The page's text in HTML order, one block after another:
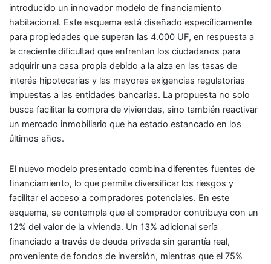
introducido un innovador modelo de financiamiento
habitacional. Este esquema está diseñado específicamente
para propiedades que superan las 4.000 UF, en respuesta a
la creciente dificultad que enfrentan los ciudadanos para
adquirir una casa propia debido a la alza en las tasas de
interés hipotecarias y las mayores exigencias regulatorias
impuestas a las entidades bancarias. La propuesta no solo
busca facilitar la compra de viviendas, sino también reactivar
un mercado inmobiliario que ha estado estancado en los
últimos años.
El nuevo modelo presentado combina diferentes fuentes de
financiamiento, lo que permite diversificar los riesgos y
facilitar el acceso a compradores potenciales. En este
esquema, se contempla que el comprador contribuya con un
12% del valor de la vivienda. Un 13% adicional sería
financiado a través de deuda privada sin garantía real,
proveniente de fondos de inversión, mientras que el 75%